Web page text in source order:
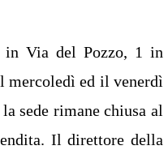
Via del Pozzo, 1 in
mercoledì ed il venerdì
sede rimane chiusa al
Il direttore della